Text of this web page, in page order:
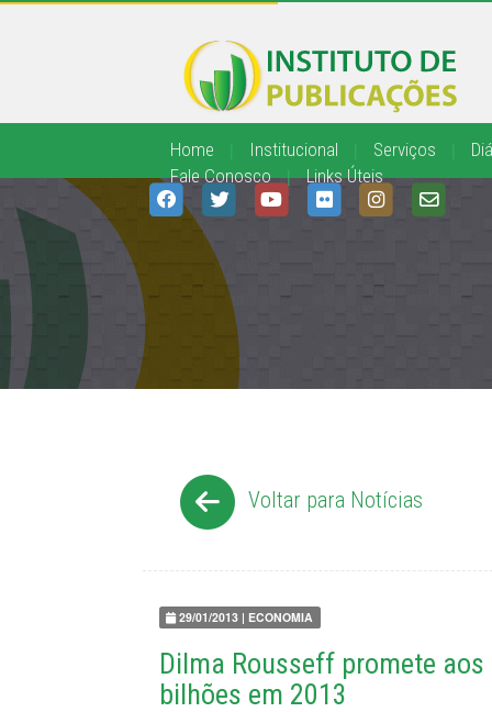
Home Institucional Serviços
Fale Conosco
| Links Úteis
Voltar para Notícias
29/01/2013 | ECONOMIA
Dilma Rousseff promete
bilhões em 2013